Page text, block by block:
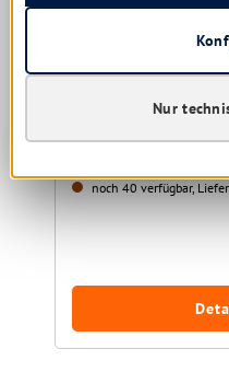
noch 40 verfügbar,
Nur